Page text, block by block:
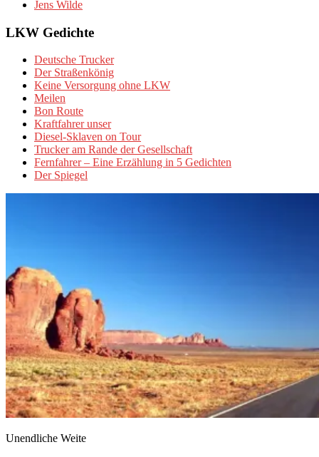
Jens Wilde
LKW Gedichte
Deutsche Trucker
Der Straßenkönig
Keine Versorgung ohne LKW
Meilen
Bon Route
Kraftfahrer unser
Diesel-Sklaven on Tour
Trucker am Rande der Gesellschaft
Fernfahrer – Eine Erzählung in 5 Gedichten
Der Spiegel
Unendliche Weite